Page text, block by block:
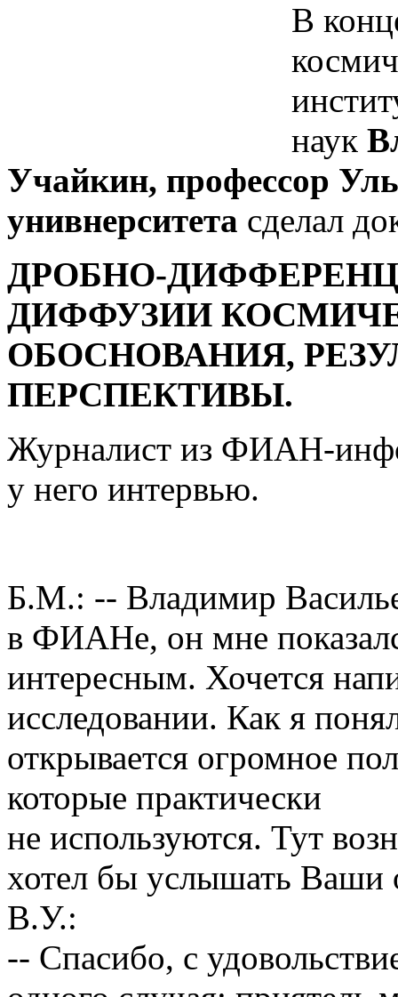
В
наук
Учайкин, профессор
унивнерситета сделал
ДРОБНО-
ДИФФУЗИИ
ОБОСНОВАНИЯ,
ПЕРСПЕКТИВЫ.
Журналист из ФИАН-
у него интервью.
Б.М.: -- Владимир
в ФИАНе, он мне
интересным. Хочется
исследовании. Как я
открывается огромное
которые практически
не используются. Тут
хотел бы услышать Ваши
В.У.:
-- Спасибо, с